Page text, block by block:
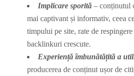
Implicare sporită – conținutul
mai captivant și informativ, ceea
timpului pe site, rate de
backlinkuri crescute.
Experiență îmbunătățită a
producerea de conținut ușor de